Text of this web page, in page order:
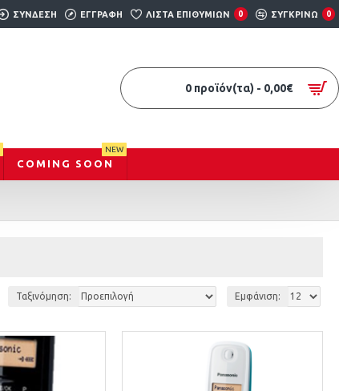
ΣΎΝΔΕΣΗ ΕΓΓΡΑΦΉ ΛΊΣΤΑ ΕΠΙΘΥΜΙΏΝ 0 ΣΥΓΚΡΊΝΩ 0
0 προϊόν(τα) - 0,00€
COMING SOON
NEW
Ταξινόμηση: Εμφάνιση: